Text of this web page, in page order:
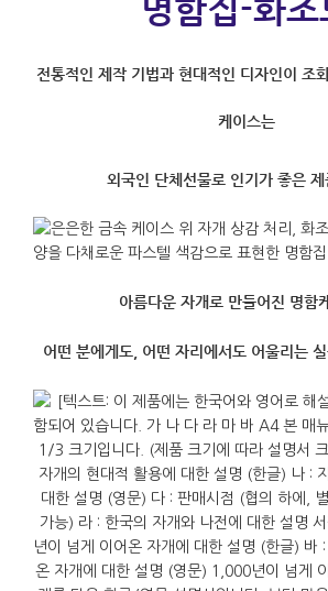
명함집-화조
전통적인 제작 기법과 현대적인 디자인이 조
케이스는
외국인 단체선물로 인기가 좋은 제
아름다운 자개로 만들어진 명함
어떤 분에게도, 어떤 자리에서도 어울리는